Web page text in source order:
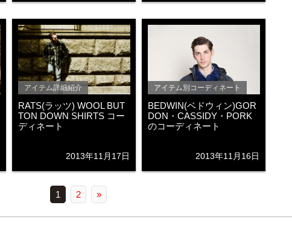
アイテム詳細紹介
RATS(ラッツ) WOOL BUT
TON DOWN SHIRTS コー
ディネート
2013年11月17日
アイテム別コーディネート
BEDWIN(ベドウィン)GOR
DON・CASSIDY・PORK
のコーディネート
2013年11月16日
1 2 »